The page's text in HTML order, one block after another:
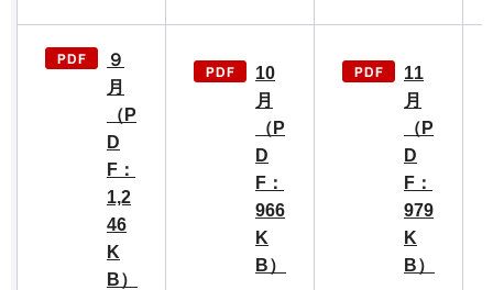
９
月
（P
D
F：
1,2
46
K
B）
10
月
（P
D
F：
966
K
B）
11
月
（P
D
F：
979
K
B）